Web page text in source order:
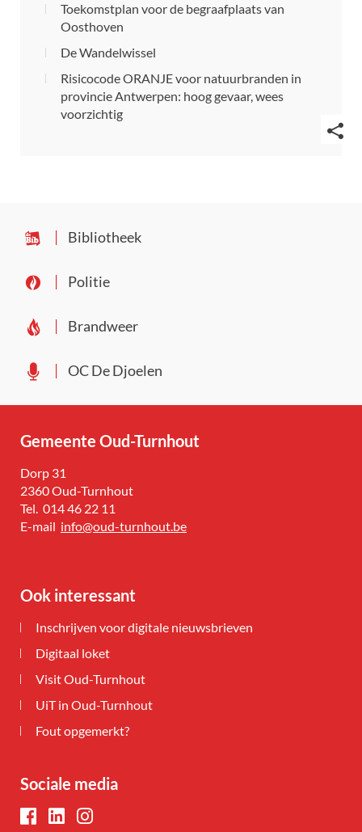
Toekomstplan voor de begraafplaats van
Oosthoven
De Wandelwissel
Risicocode ORANJE voor natuurbranden in
provincie Antwerpen: hoog gevaar, wees
voorzichtig
Bibliotheek
Politie
Brandweer
OC De Djoelen
Gemeente Oud-Turnhout
Adres
Dorp 31
,2360Oud-Turnhout
Tel. 014 46 22 11
E-
info@oud-turnhout.be
Ook interessant
Inschrijven voor digitale nieuwsbrieven
Digitaal loket
Visit Oud-Turnhout
UiT in Oud-Turnhout
Fout opgemerkt?
Sociale media